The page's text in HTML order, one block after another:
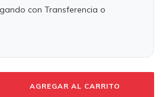
con Transferencia o